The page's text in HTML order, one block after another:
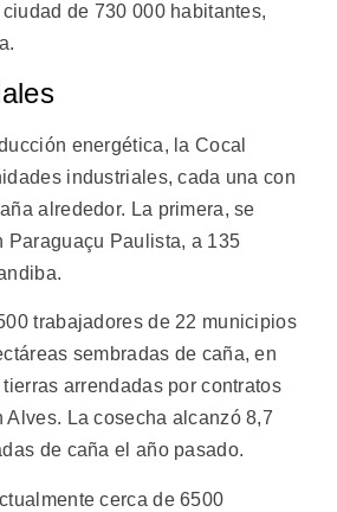
de 730 000 habitantes,
energética, la Cocal
industriales, cada una con
alrededor. La primera, se
Paraguaçu Paulista, a 135
trabajadores de 22 municipios
sembradas de caña, en
arrendadas por contratos
Alves. La cosecha alcanzó 8,7
de caña el año pasado.
cerca de 6500